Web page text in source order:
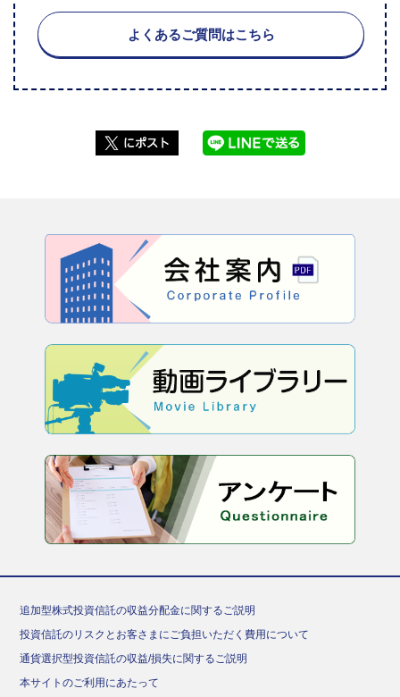
よくあるご質問はこちら
追加型株式投資信託の収益分配金に関するご説明
投資信託のリスクとお客さまにご負担いただく費用について
通貨選択型投資信託の収益/損失に関するご説明
本サイトのご利用にあたって